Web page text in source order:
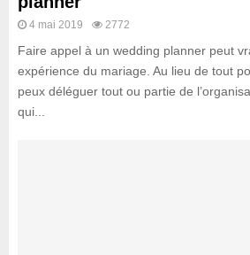
4 mai 2019 2772
Faire appel à un wedding planner peut
expérience du mariage. Au lieu de tout
peux déléguer tout ou partie de
qui...